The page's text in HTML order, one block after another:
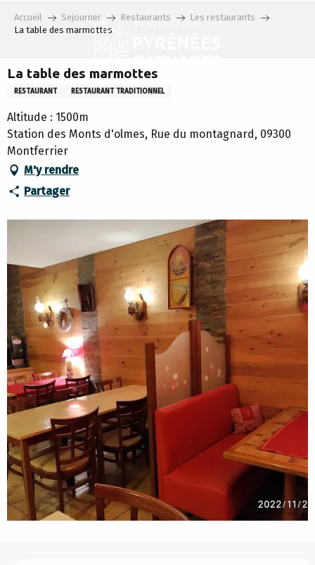
Accueil Sejourner Restaurants
Les restaurants
La table des marmottes
La table des marmottes
RESTAURANT RESTAURANT TRADITIONNEL
Altitude : 1500m
Station des Monts d'olmes, Rue du montagnard, 09300
Montferrier
M'y rendre
Partager